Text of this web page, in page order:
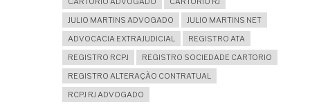
JULIO MARTINS ADVOGADO
JULIO MARTINS NET
ADVOCACIA EXTRAJUDICIAL
REGISTRO ATA
REGISTRO RCPJ
REGISTRO SOCIEDADE CARTORIO
REGISTRO ALTERAÇÃO CONTRATUAL
RCPJ RJ ADVOGADO